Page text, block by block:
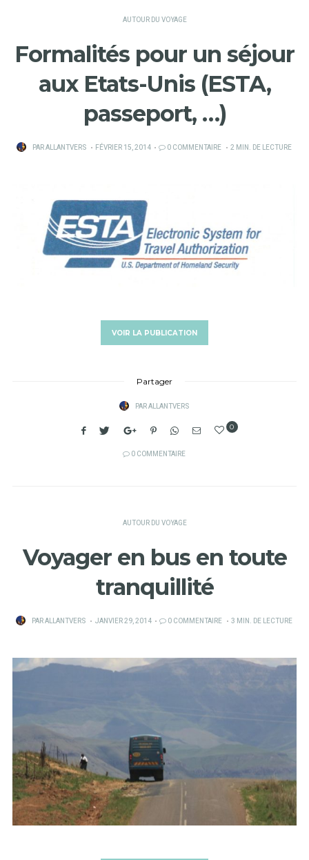
AUTOUR DU VOYAGE
Formalités pour un séjour
aux Etats-Unis (ESTA,
passeport, …)
PARALLANTVERS
PUBLIÉ
FÉVRIER 15, 2014 0 COMMENTAIRE 2 MIN. DE LECTURE
VOIR LA PUBLICATION
Partager
PARALLANTVERS
0
0 COMMENTAIRE
AUTOUR DU VOYAGE
Voyager en bus en toute
tranquillité
PARALLANTVERS
PUBLIÉ
JANVIER 29, 2014 0 COMMENTAIRE 3 MIN. DE LECTURE